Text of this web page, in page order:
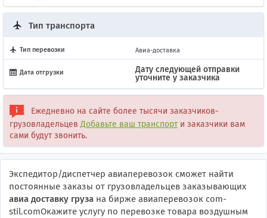
Тип транспорта
Тип перевозки Авиа-доставка
Дата отгрузки
Дату следующей отправки
уточните у заказчика
Ежедневно на сайте более тысячи заказчиков-
грузовладельцевДобавьте ваш транспорти заказчики вам
сами будут звонить.
Экспедитор/диспетчер авиаперевозок сможет найти
постоянные заказы от грузовладельцев заказывающих
авиа доставку груза на бирже авиаперевозок com-
stil.comОкажите услугу по перевозке товара воздушным